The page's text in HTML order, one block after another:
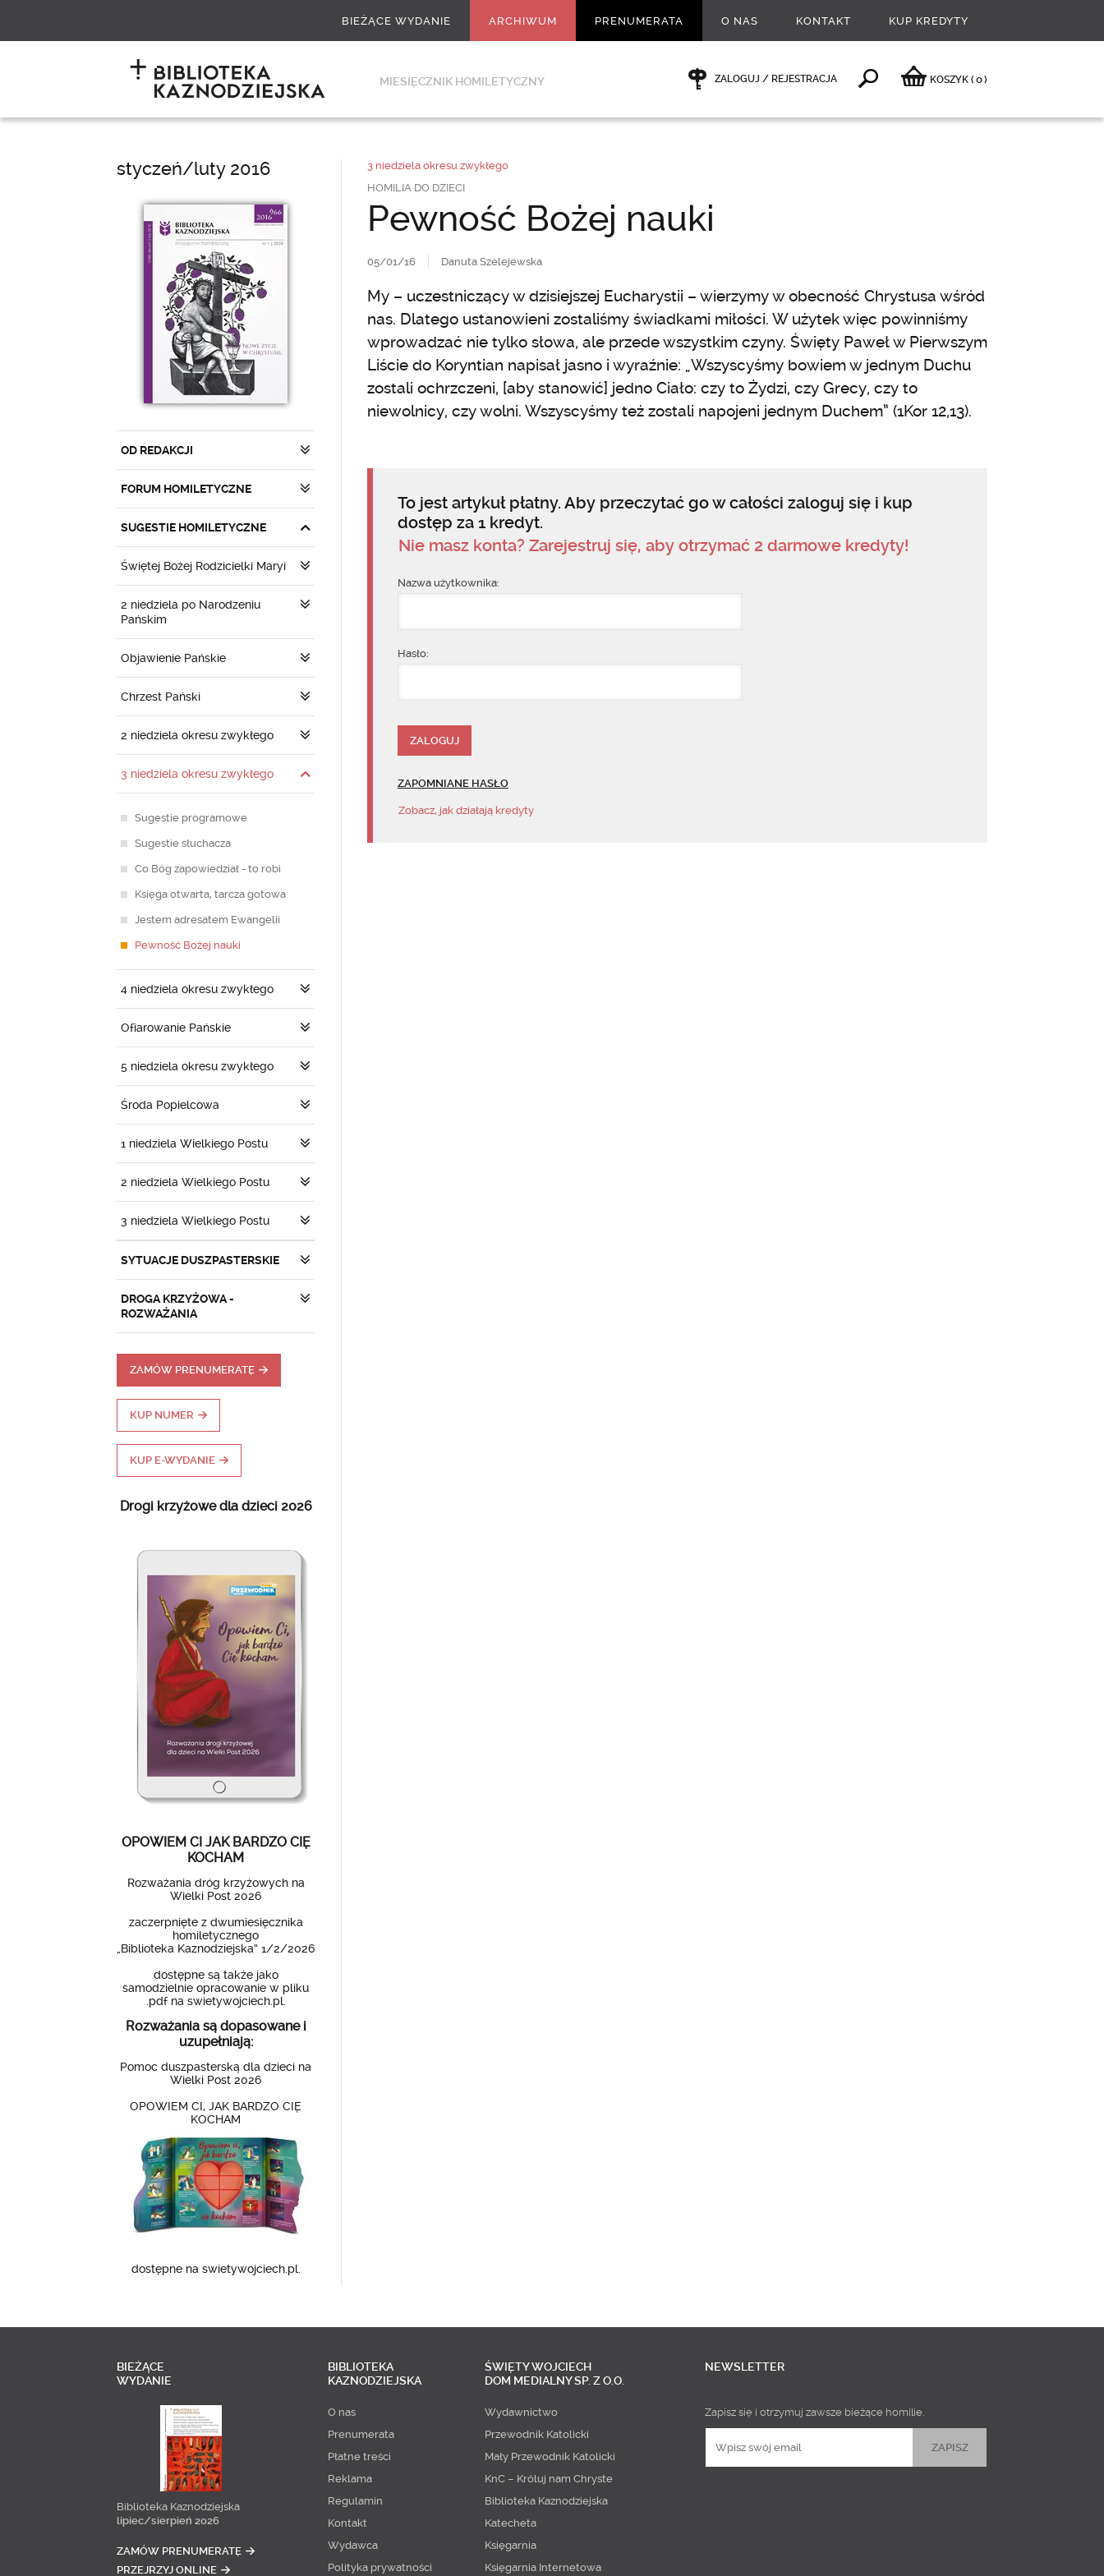
BIEŻĄCE WYDANIE ARCHIWUM PRENUMERATA O NAS KONTAKT KUP KREDYTY
MIESIĘCZNIK HOMILETYCZNY ZALOGUJ / REJESTRACJA KOSZYK ( 0)
styczeń/luty 2016
OD REDAKCJI
FORUM HOMILETYCZNE
SUGESTIE HOMILETYCZNE
Świętej Bożej Rodzicielki Maryi
2 niedziela po Narodzeniu
Pańskim
Objawienie Pańskie
Chrzest Pański
2 niedziela okresu zwykłego
3 niedziela okresu zwykłego
Sugestie programowe
Sugestie słuchacza
Co Bóg zapowiedział - to robi
Księga otwarta, tarcza gotowa
Jestem adresatem Ewangelii
Pewność Bożej nauki
4 niedziela okresu zwykłego
Ofiarowanie Pańskie
5 niedziela okresu zwykłego
Środa Popielcowa
1 niedziela Wielkiego Postu
2 niedziela Wielkiego Postu
3 niedziela Wielkiego Postu
SYTUACJE DUSZPASTERSKIE
DROGA KRZYŻOWA -
ROZWAŻANIA
ZAMÓW PRENUMERATĘ
KUP NUMER
KUP E-WYDANIE
Drogi krzyżowe dla dzieci 2026
OPOWIEM CI JAK BARDZO CIĘ
KOCHAM
Rozważania dróg krzyżowych na
Wielki Post 2026
zaczerpnięte z dwumiesięcznika
homiletycznego
„Biblioteka Kaznodziejska” 1/2/2026
dostępne są także jako
samodzielnie opracowanie w pliku
.pdf na swietywojciech.pl.
Rozważania są dopasowane i
uzupełniają:
Pomoc duszpasterską dla dzieci na
Wielki Post 2026
OPOWIEM CI, JAK BARDZO CIĘ
KOCHAM
dostępne na swietywojciech.pl.
3 niedziela okresu zwykłego
HOMILIA DO DZIECI
Pewność Bożej nauki
05/01/16 Danuta Szelejewska
My – uczestniczący w dzisiejszej Eucharystii – wierzymy w obecność Chrystusa wśród
nas. Dlatego ustanowieni zostaliśmy świadkami miłości. W użytek więc powinniśmy
wprowadzać nie tylko słowa, ale przede wszystkim czyny. Święty Paweł w Pierwszym
Liście do Koryntian napisał jasno i wyraźnie: „Wszyscyśmy bowiem w jednym Duchu
zostali ochrzczeni, [aby stanowić] jedno Ciało: czy to Żydzi, czy Grecy, czy to
niewolnicy, czy wolni. Wszyscyśmy też zostali napojeni jednym Duchem” (1Kor 12,13).
To jest artykuł płatny. Aby przeczytać go w całości zaloguj się i kup
dostęp za 1 kredyt.
Nie masz konta? Zarejestruj się, aby otrzymać 2 darmowe kredyty!
Nazwa użytkownika:
Hasło:
ZAPOMNIANE HASŁO
Zobacz, jak działają kredyty
BIEŻĄCE
WYDANIE
Biblioteka Kaznodziejska
lipiec/sierpień 2026
ZAMÓW PRENUMERATĘ
PRZEJRZYJ ONLINE
BIBLIOTEKA
KAZNODZIEJSKA
O nas
Prenumerata
Płatne treści
Reklama
Regulamin
Kontakt
Wydawca
Polityka prywatności
ŚWIĘTY WOJCIECH
DOM MEDIALNY SP. Z O.O.
Wydawnictwo
Przewodnik Katolicki
Mały Przewodnik Katolicki
KnC – Króluj nam Chryste
Biblioteka Kaznodziejska
Katecheta
Księgarnia
Księgarnia Internetowa
NEWSLETTER
Zapisz się i otrzymuj zawsze bieżące homilie.